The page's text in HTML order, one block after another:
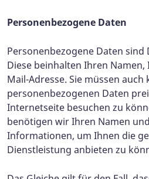
Personenbezogene Daten
Personenbezogene Daten
Diese beinhalten Ihren Namen,
Mail-Adresse. Sie müssen auch
personenbezogenen Daten
Internetseite besuchen zu
benötigen wir Ihren Namen
Informationen, um Ihnen die
Dienstleistung anbieten zu